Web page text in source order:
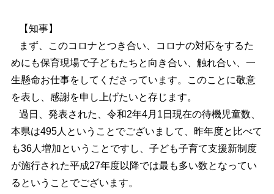
【知事】
まず、このコロナとつき合い、コロナの対応をするた
めにも保育現場で子どもたちと向き合い、触れ合い、一
生懸命お仕事をしてくださっています。このことに敬意
を表し、感謝を申し上げたいと存じます。
過日、発表された、令和2年4月1日現在の待機児童数、
本県は495人ということでございまして、昨年度と比べて
も36人増加ということですし、子ども子育て支援新制度
が施行された平成27年度以降では最も多い数となってい
るということでございます。